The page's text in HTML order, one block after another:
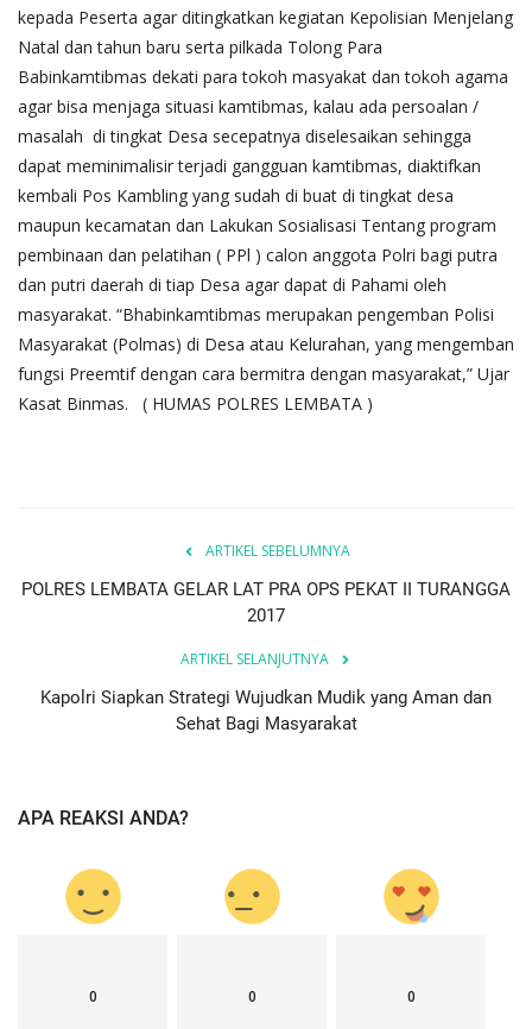
kepada Peserta agar ditingkatkan kegiatan Kepolisian Menjelang
Natal dan tahun baru serta pilkada Tolong Para
Babinkamtibmas dekati para tokoh masyakat dan tokoh agama
agar bisa menjaga situasi kamtibmas, kalau ada persoalan /
masalah di tingkat Desa secepatnya diselesaikan sehingga
dapat meminimalisir terjadi gangguan kamtibmas, diaktifkan
kembali Pos Kambling yang sudah di buat di tingkat desa
maupun kecamatan dan Lakukan Sosialisasi Tentang program
pembinaan dan pelatihan ( PPl ) calon anggota Polri bagi putra
dan putri daerah di tiap Desa agar dapat di Pahami oleh
masyarakat. “Bhabinkamtibmas merupakan pengemban Polisi
Masyarakat (Polmas) di Desa atau Kelurahan, yang mengemban
fungsi Preemtif dengan cara bermitra dengan masyarakat,” Ujar
Kasat Binmas. ( HUMAS POLRES LEMBATA )
ARTIKEL SEBELUMNYA
POLRES LEMBATA GELAR LAT PRA OPS PEKAT II TURANGGA
2017
ARTIKEL SELANJUTNYA
Kapolri Siapkan Strategi Wujudkan Mudik yang Aman dan
Sehat Bagi Masyarakat
APA REAKSI ANDA?
0 0 0